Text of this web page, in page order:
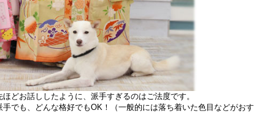
どお話ししたように、派手すぎるのはご法度です。
でも、どんな格好でもOK！（一般的には落ち着いた色目などがおす